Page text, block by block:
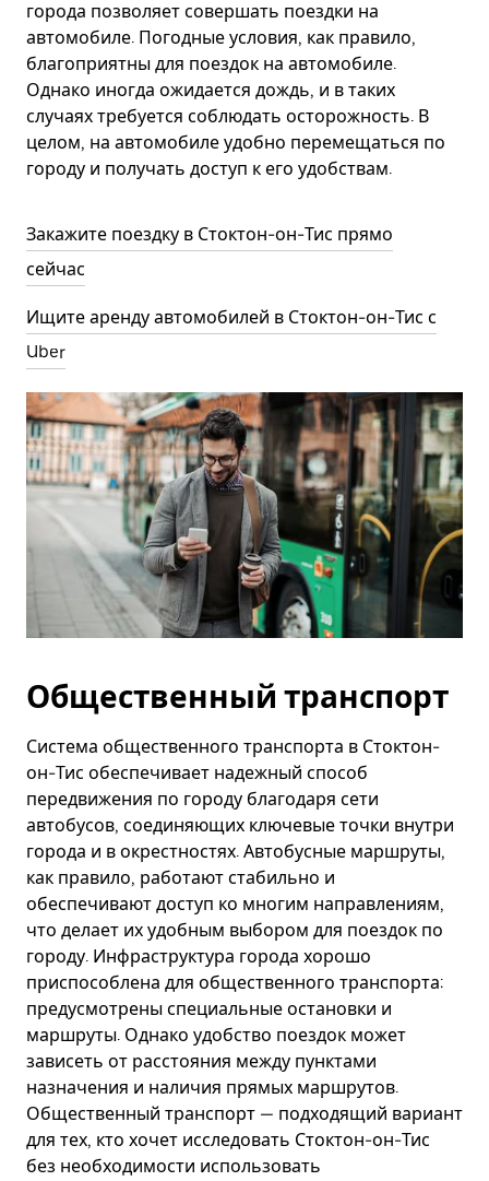
города позволяет совершать поездки на
автомобиле. Погодные условия, как правило,
благоприятны для поездок на автомобиле.
Однако иногда ожидается дождь, и в таких
случаях требуется соблюдать осторожность. В
целом, на автомобиле удобно перемещаться по
городу и получать доступ к его удобствам.
Закажите поездку в Стоктон-он-Тис прямо
сейчас
Ищите аренду автомобилей в Стоктон-он-Тис с
Uber
Общественный транспорт
Система общественного транспорта в Стоктон-
он-Тис обеспечивает надежный способ
передвижения по городу благодаря сети
автобусов, соединяющих ключевые точки внутри
города и в окрестностях. Автобусные маршруты,
как правило, работают стабильно и
обеспечивают доступ ко многим направлениям,
что делает их удобным выбором для поездок по
городу. Инфраструктура города хорошо
приспособлена для общественного транспорта:
предусмотрены специальные остановки и
маршруты. Однако удобство поездок может
зависеть от расстояния между пунктами
назначения и наличия прямых маршрутов.
Общественный транспорт — подходящий вариант
для тех, кто хочет исследовать Стоктон-он-Тис
без необходимости использовать